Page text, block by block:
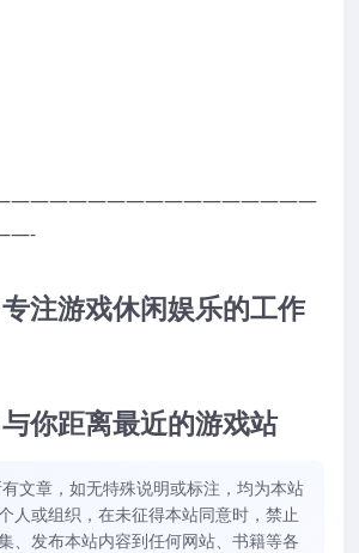
注游戏休闲娱乐的工作
你距离最近的游戏站
文章，如无特殊说明或标注，均为本站
人或组织，在未征得本站同意时，禁止
、发布本站内容到任何网站、书籍等各